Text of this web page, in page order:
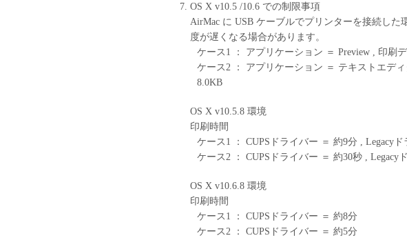
OS X v10.5 /10.6 での制限事項
AirMac に USB ケーブルでプリンターを接続した
度が遅くなる場合があります。
ケース1 ： アプリケーション ＝ Preview , 印刷
ケース2 ： アプリケーション ＝ テキストエデ
8.0KB
OS X v10.5.8 環境
印刷時間
ケース1 ： CUPSドライバー ＝ 約9分 , Legacy
ケース2 ： CUPSドライバー ＝ 約30秒 , Legacy
OS X v10.6.8 環境
印刷時間
ケース1 ： CUPSドライバー ＝ 約8分
ケース2 ： CUPSドライバー ＝ 約5分